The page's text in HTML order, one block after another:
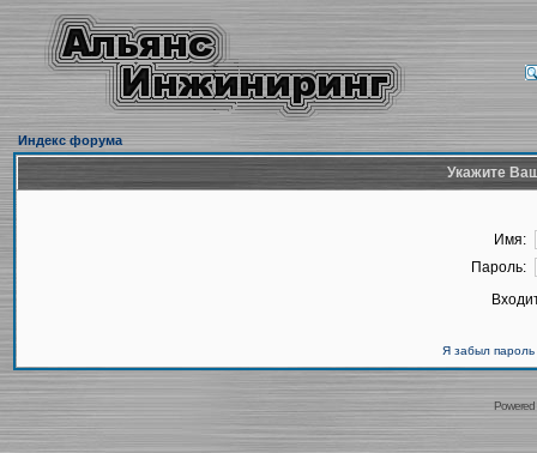
Индекс форума
Укажите
Имя:
Пароль:
Я забыл пароль